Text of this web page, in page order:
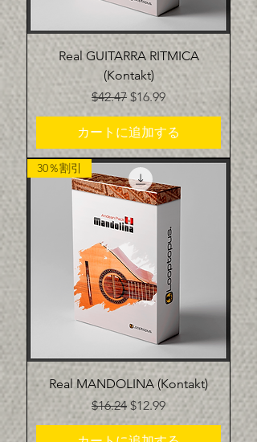
Real GUITARRA RITMICA
(Kontakt)
通常価格
$42.47 セール価格
$16.99
カートに追加する
30％割引
Real MANDOLINA (Kontakt)
通常価格
$16.24 セール価格
$12.99